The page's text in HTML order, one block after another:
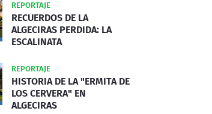
REPORTAJE
RECUERDOS DE LA
ALGECIRAS PERDIDA: LA
ESCALINATA
REPORTAJE
HISTORIA DE LA "ERMITA DE
LOS CERVERA" EN
ALGECIRAS